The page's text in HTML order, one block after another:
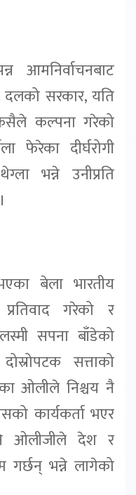
आमनिर्वाचनबाट
दलको सरकार, यति
कल्पना गरेको
फेरेका दीर्घरोगी
भन्ने उनीप्रति
बेला भारतीय
प्रतिवाद गरेको र
सपना बाँडेको
सत्ताको
ओलीले निश्चय नै
कार्यकर्ता भएर
ओलीजीले देश र
भन्ने लागेको